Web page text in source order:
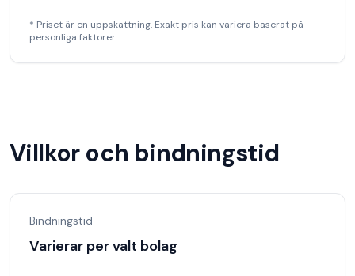
* Priset är en uppskattning. Exakt pris kan variera baserat på
personliga faktorer.
Villkor och bindningstid
Bindningstid
Varierar per valt bolag